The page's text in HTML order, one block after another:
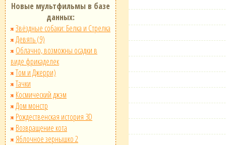
Новые мультфильмы в базе
данных:
Звёздные собаки: Белка и Стрелка
Девять (9)
Облачно, возможны осадки в
виде фрикаделек
Том и Джерри)
Тачки
Космический джэм
Дом монстр
Рождественская история 3D
Возвращение кота
Яблочное зернышко 2